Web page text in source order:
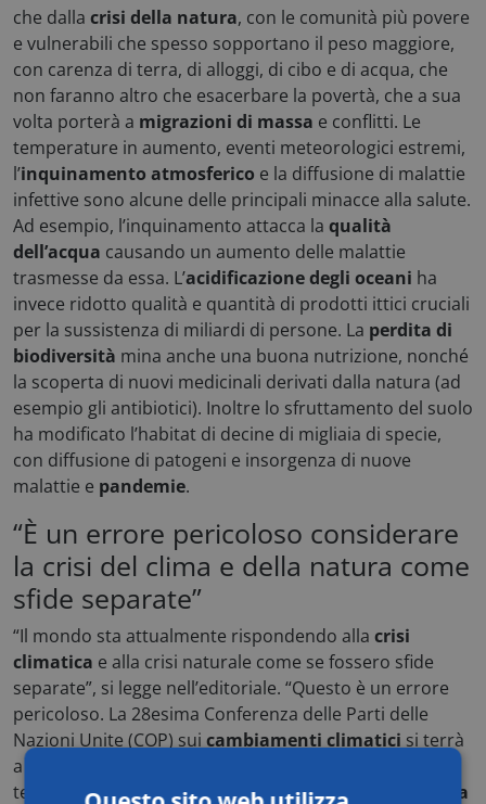
che dalla crisi della natura, con le comunità più povere
e vulnerabili che spesso sopportano il peso maggiore,
con carenza di terra, di alloggi, di cibo e di acqua, che
non faranno altro che esacerbare la povertà, che a sua
volta porterà a migrazioni di massa e conflitti. Le
temperature in aumento, eventi meteorologici estremi,
l’inquinamento atmosferico e la diffusione di malattie
infettive sono alcune delle principali minacce alla salute.
Ad esempio, l’inquinamento attacca la qualità
dell’acqua causando un aumento delle malattie
trasmesse da essa. L’acidificazione degli oceani ha
invece ridotto qualità e quantità di prodotti ittici cruciali
per la sussistenza di miliardi di persone. La perdita di
biodiversità mina anche una buona nutrizione, nonché
la scoperta di nuovi medicinali derivati dalla natura (ad
esempio gli antibiotici). Inoltre lo sfruttamento del suolo
ha modificato l’habitat di decine di migliaia di specie,
con diffusione di patogeni e insorgenza di nuove
malattie e pandemie.
“È un errore pericoloso considerare
la crisi del clima e della natura come
sfide separate”
“Il mondo sta attualmente rispondendo alla crisi
climatica e alla crisi naturale come se fossero sfide
separate”, si legge nell’editoriale. “Questo è un errore
pericoloso. La 28esima Conferenza delle Parti delle
Nazioni Unite (COP) sui cambiamenti climatici si terrà
a Dubai, mentre la 16esima COP sulla biodiversità si
terrà in Turchia nel 2024. Le stessecomunità di ricerca